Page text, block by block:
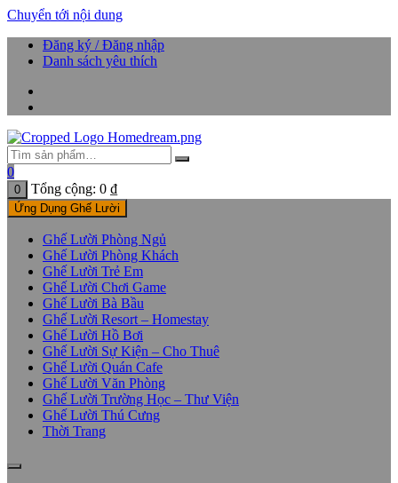
Chuyển tới nội dung
Đăng ký / Đăng nhập
Danh sách yêu thích
0
0 Tổng cộng: 0 ₫
Ứng Dụng Ghế Lười
Ghế Lười Phòng Ngủ
Ghế Lười Phòng Khách
Ghế Lười Trẻ Em
Ghế Lười Chơi Game
Ghế Lười Bà Bầu
Ghế Lười Resort – Homestay
Ghế Lười Hồ Bơi
Ghế Lười Sự Kiện – Cho Thuê
Ghế Lười Quán Cafe
Ghế Lười Văn Phòng
Ghế Lười Trường Học – Thư Viện
Ghế Lười Thú Cưng
Thời Trang